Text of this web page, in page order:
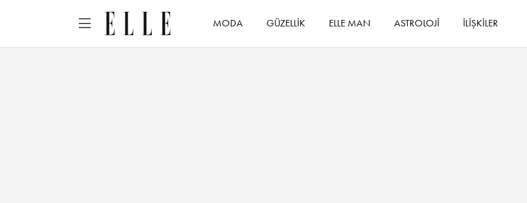
MODA GÜZELLİK ELLE MAN ASTROLOJİ İLİŞKİLER